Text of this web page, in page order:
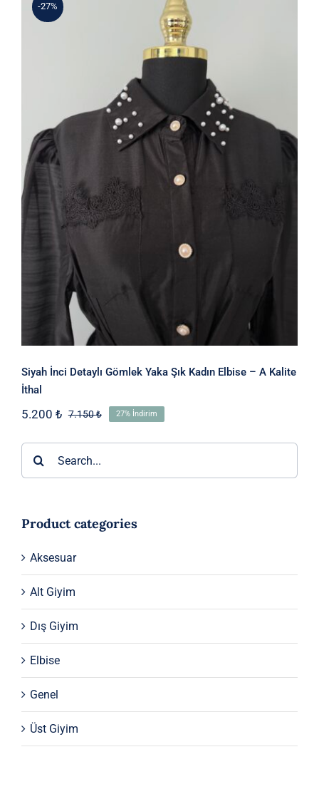
-27%
Siyah İnci Detaylı Gömlek Yaka Şık
Kadın Elbise – A Kalite İthal
Siyah İnci Detaylı Gömlek Yaka Şık Kadın Elbise – A Kalite
İthal
7.150₺Orijinal
5.200 ₺
Şu
5.200 ₺.
27% İndirim
Product categories
Aksesuar
Alt Giyim
Dış Giyim
Elbise
Genel
Üst Giyim